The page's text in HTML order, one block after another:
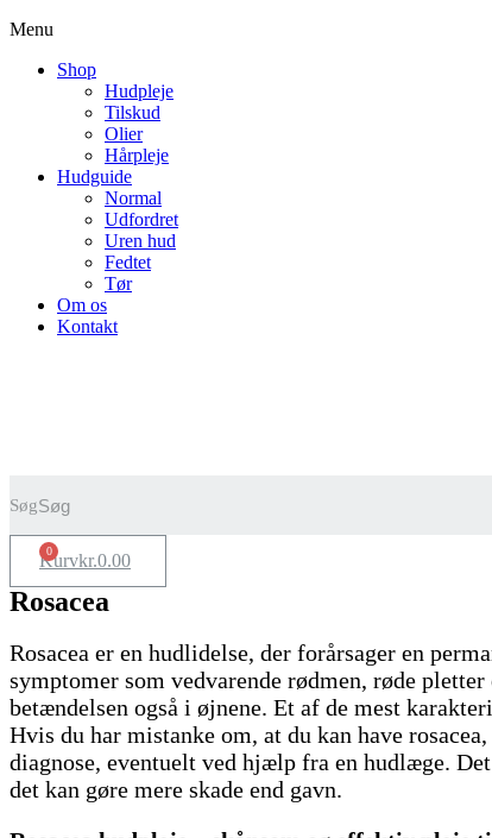
Menu
Shop
Hudpleje
Tilskud
Olier
Hårpleje
Hudguide
Normal
Udfordret
Uren hud
Fedtet
Tør
Om os
Kontakt
Søg
kr.0.00
0
Kurv
Rosacea
Rosacea er en hudlidelse, der forårsager en
symptomer som vedvarende rødmen, røde
betændelsen også i øjnene. Et af de mest
Hvis du har mistanke om, at du kan have
diagnose, eventuelt ved hjælp fra en hudlæge.
det kan gøre mere skade end gavn.